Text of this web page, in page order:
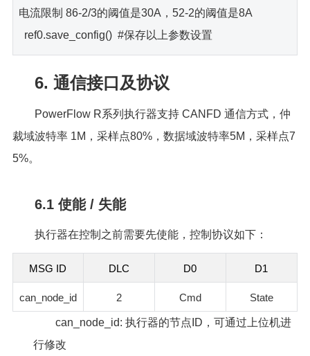
电流限制 86-2/3的阈值是30A，52-2的阈值是8A
ref0.save_config() #保存以上参数设置
6. 通信接口及协议
PowerFlow R系列执行器支持 CANFD 通信方式，仲
裁域波特率 1M，采样点80%，数据域波特率5M，采样点7
5%。
6.1 使能 / 失能
执行器在控制之前需要先使能，控制协议如下：
MSG ID DLC D0 D1
can_node_id 2 Cmd State
can_node_id: 执行器的节点ID，可通过上位机进
行修改